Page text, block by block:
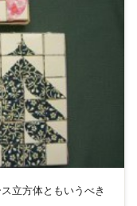
立方体ともいうべき